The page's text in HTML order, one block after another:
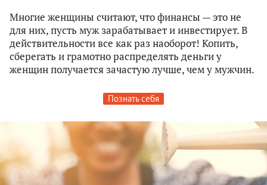
Многие женщины считают, что финансы — это не
для них, пусть муж зарабатывает и инвестирует. В
действительности все как раз наоборот! Копить,
сберегать и грамотно распределять деньги у
женщин получается зачастую лучше, чем у мужчин.
Познать себя